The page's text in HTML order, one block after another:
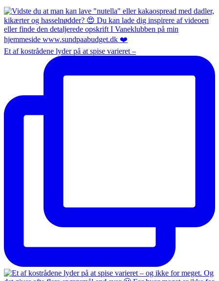
Et af kostrådene lyder på at spise varieret –